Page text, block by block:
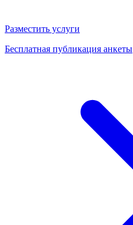
Разместить услуги
Бесплатная публикация анкеты